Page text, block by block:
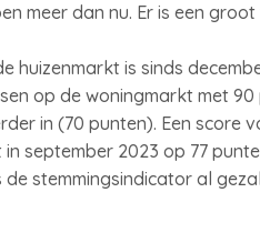
meer dan nu. Er is een
huizenmarkt is sinds
op de woningmarkt met
in (70 punten). Een score
september 2023 op 77
stemmingsindicator al